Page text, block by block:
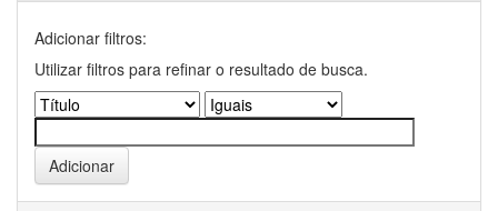
Adicionar filtros:
Utilizar filtros para refinar o resultado de busca.